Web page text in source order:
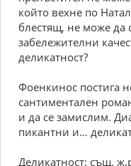
който вехне по
блестящ, не може да
забележителни
деликатност?
Фоенкинос постига
сантиментален
и да се замислим.
пикантни и…
Деликатност: същ.